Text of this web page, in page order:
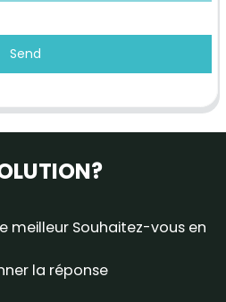
Send
meilleur Souhaitez-vous en
la réponse